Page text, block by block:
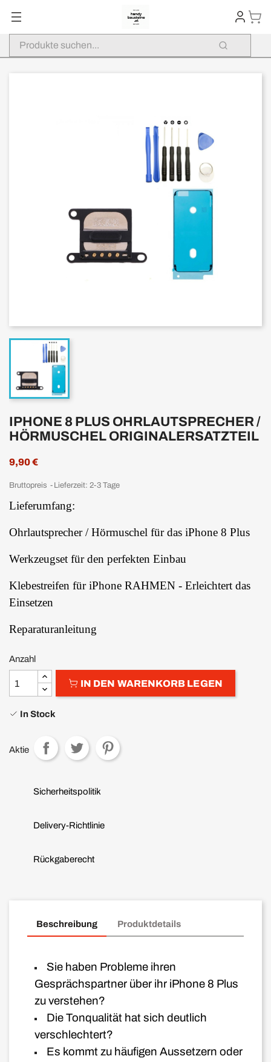
IPHONE 8 PLUS OHRLAUTSPRECHER /
HÖRMUSCHEL ORIGINALERSATZTEIL
9,90 €
Bruttopreis Lieferzeit: 2-3 Tage
Lieferumfang:
Ohrlautsprecher / Hörmuschel für das iPhone 8 Plus
Werkzeugset für den perfekten Einbau
Klebestreifen für iPhone RAHMEN - Erleichtert das
Einsetzen
Reparaturanleitung
Anzahl
IN DEN WARENKORB LEGEN
In Stock
Aktie
Sicherheitspolitik
Delivery-Richtlinie
Rückgaberecht
Beschreibung Produktdetails
Sie haben Probleme ihren
Gesprächspartner über ihr iPhone 8 Plus
zu verstehen?
Die Tonqualität hat sich deutlich
verschlechtert?
Es kommt zu häufigen Aussetzern oder